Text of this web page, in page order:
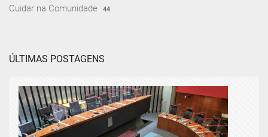
Cuidar na Comunidade 44
ÚLTIMAS POSTAGENS